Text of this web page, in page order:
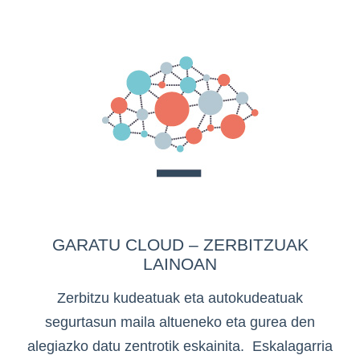
GARATU CLOUD – ZERBITZUAK
LAINOAN
Zerbitzu kudeatuak eta autokudeatuak
segurtasun maila altueneko eta gurea den
alegiazko datu zentrotik eskainita. Eskalagarria